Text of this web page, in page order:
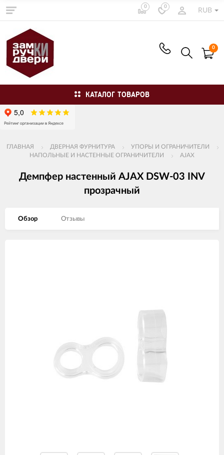
0 0
RUB
0
КАТАЛОГ ТОВАРОВ
ГЛАВНАЯ ДВЕРНАЯ ФУРНИТУРА
УПОРЫ И ОГРАНИЧИТЕЛИ
НАПОЛЬНЫЕ И НАСТЕННЫЕ ОГРАНИЧИТЕЛИ
AJAX
Демпфер настенный AJAX DSW-03 INV
прозрачный
Обзор Отзывы